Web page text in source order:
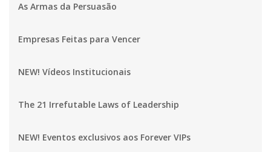
As Armas da Persuasão
Empresas Feitas para Vencer
NEW! Vídeos Institucionais
The 21 Irrefutable Laws of Leadership
NEW! Eventos exclusivos aos Forever VIPs